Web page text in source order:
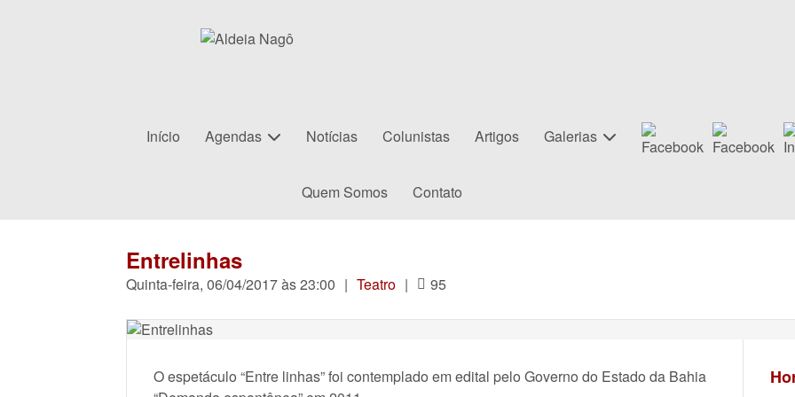
Início Agendas Notícias Colunistas Artigos Galerias
Quem Somos Contato
Entrelinhas
Quinta-feira, 06/04/2017 às 23:00 | Teatro | 95
O espetáculo “Entre linhas” foi contemplado em edital pelo Governo do Estado da Bahia